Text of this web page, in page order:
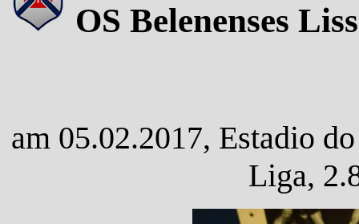
OS Belenenses
am 05.02.2017, Estadio
Liga,